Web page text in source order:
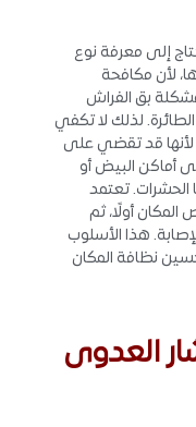
إلى معرفة نوع
لأن مكافحة
بق الفراش
لذلك لا تكفي
لأنها قد تقضي على
أماكن البيض أو
تعتمد
أولًا، ثم
هذا الأسلوب
نظافة المكان
العدوى